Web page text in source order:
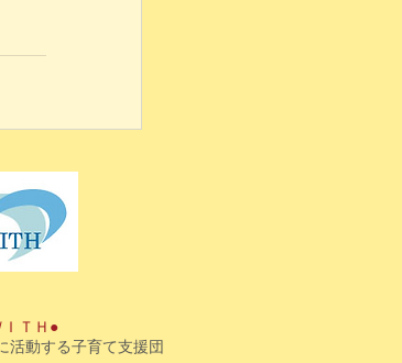
ＴＨ●
活動する子育て支援団